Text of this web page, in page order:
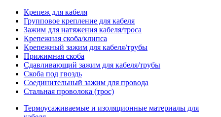
Крепеж для кабеля
Групповое крепление для кабеля
Зажим для натяжения кабеля/троса
Крепежная скоба/клипса
Крепежный зажим для кабеля/трубы
Прижимная скоба
Сдавливающий зажим для кабеля/трубы
Скоба под гвоздь
Соединительный зажим для провода
Стальная проволока (трос)
Термоусаживаемые и изоляционные материалы для